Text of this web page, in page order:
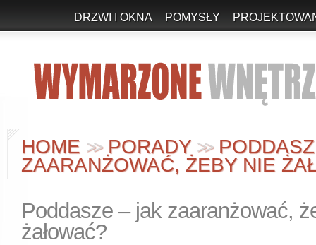
DRZWI I OKNA POMYSŁY
HOME >> PORADY >>
ZAARANŻOWAĆ, ŻEBY NIE
Poddasze – jak zaaranżować,
żałować?